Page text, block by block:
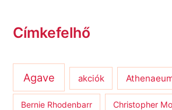
Címkefelhő
Agave akciók
Bernie Rhodenbarr Christopher